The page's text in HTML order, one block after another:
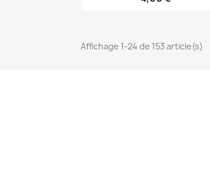
Affichage 1-24 de 153 article(s)